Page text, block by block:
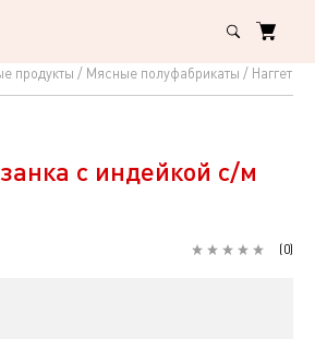
продукты Мясные полуфабрикаты
с индейкой с/м
(0)